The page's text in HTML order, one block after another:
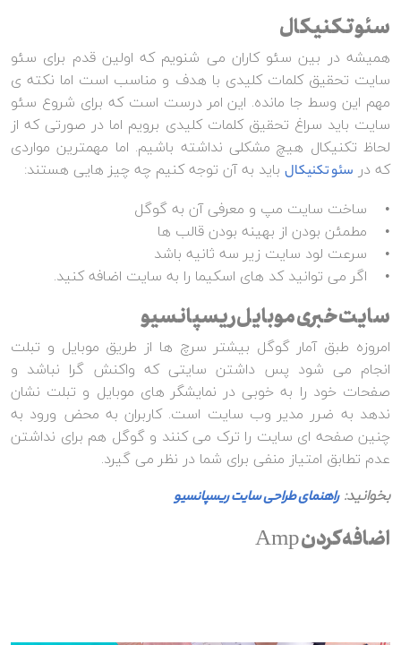
سئو تکنیکال
همیشه در بین سئو کاران می شنویم که اولین قدم برای سئو
سایت تحقیق کلمات کلیدی با هدف و مناسب است اما نکته ی
مهم این وسط جا مانده. این امر درست است که برای شروع سئو
سایت باید سراغ تحقیق کلمات کلیدی برویم اما در صورتی که از
لحاظ تکنیکال هیچ مشکلی نداشته باشیم. اما مهمترین مواردی
که در سئو تکنیکال باید به آن توجه کنیم چه چیز هایی هستند:
• ساخت سایت مپ و معرفی آن به گوگل
• مطمئن بودن از بهینه بودن قالب ها
• سرعت لود سایت زیر سه ثانیه باشد
• اگر می توانید کد های اسکیما را به سایت اضافه کنید.
سایت خبری موبایل ریسپانسیو
امروزه طبق آمار گوگل بیشتر سرچ ها از طریق موبایل و تبلت
انجام می شود پس داشتن سایتی که واکنش گرا نباشد و
صفحات خود را به خوبی در نمایشگر های موبایل و تبلت نشان
ندهد به ضرر مدیر وب سایت است. کاربران به محض ورود به
چنین صفحه ای سایت را ترک می کنند و گوگل هم برای نداشتن
عدم تطابق امتیاز منفی برای شما در نظر می گیرد.
بخوانید:راهنمای طراحی سایت ریسپانسیو
اضافه کردن Amp